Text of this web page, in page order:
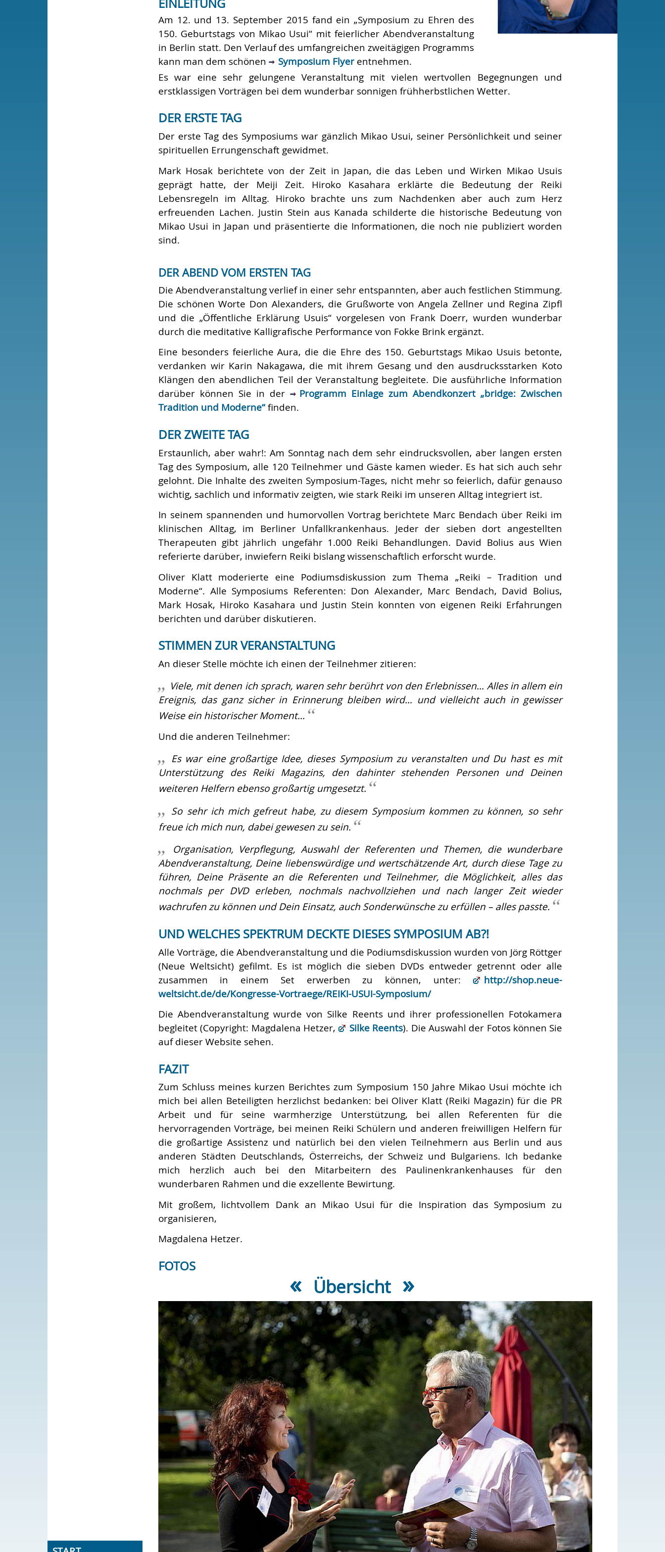
EINLEITUNG
Am 12. und 13. September 2015 fand ein „Symposium zu Ehren des
150. Geburtstags von Mikao Usui“ mit feierlicher Abendveranstaltung
in Berlin statt. Den Verlauf des umfangreichen zweitägigen Programms
kann man dem schönen
Symposium Flyerentnehmen.
Es war eine sehr gelungene Veranstaltung mit vielen wertvollen Begegnungen und
erstklassigen Vorträgen bei dem wunderbar sonnigen frühherbstlichen Wetter.
DER ERSTE TAG
Der erste Tag des Symposiums war gänzlich Mikao Usui, seiner Persönlichkeit und seiner
spirituellen Errungenschaft gewidmet.
Mark Hosak berichtete von der Zeit in Japan, die das Leben und Wirken Mikao Usuis
geprägt hatte, der Meiji Zeit. Hiroko Kasahara erklärte die Bedeutung der Reiki
Lebensregeln im Alltag. Hiroko brachte uns zum Nachdenken aber auch zum Herz
erfreuenden Lachen. Justin Stein aus Kanada schilderte die historische Bedeutung von
Mikao Usui in Japan und präsentierte die Informationen, die noch nie publiziert worden
sind.
DER ABEND VOM ERSTEN TAG
Die Abendveranstaltung verlief in einer sehr entspannten, aber auch festlichen Stimmung.
Die schönen Worte Don Alexanders, die Grußworte von Angela Zellner und Regina Zipfl
und die „Öffentliche Erklärung Usuis“ vorgelesen von Frank Doerr, wurden wunderbar
durch die meditative Kalligrafische Performance von Fokke Brink ergänzt.
Eine besonders feierliche Aura, die die Ehre des 150. Geburtstags Mikao Usuis betonte,
verdanken wir Karin Nakagawa, die mit ihrem Gesang und den ausdrucksstarken Koto
Klängen den abendlichen Teil der Veranstaltung begleitete. Die ausführliche Information
darüber können Sie in der
Programm Einlage zum Abendkonzert „bridge: Zwischen
Tradition und Moderne“finden.
DER ZWEITE TAG
Erstaunlich, aber wahr!: Am Sonntag nach dem sehr eindrucksvollen, aber langen ersten
Tag des Symposium, alle 120 Teilnehmer und Gäste kamen wieder. Es hat sich auch sehr
gelohnt. Die Inhalte des zweiten Symposium-Tages, nicht mehr so feierlich, dafür genauso
wichtig, sachlich und informativ zeigten, wie stark Reiki im unseren Alltag integriert ist.
In seinem spannenden und humorvollen Vortrag berichtete Marc Bendach über Reiki im
klinischen Alltag, im Berliner Unfallkrankenhaus. Jeder der sieben dort angestellten
Therapeuten gibt jährlich ungefähr 1.000 Reiki Behandlungen. David Bolius aus Wien
referierte darüber, inwiefern Reiki bislang wissenschaftlich erforscht wurde.
Oliver Klatt moderierte eine Podiumsdiskussion zum Thema „Reiki – Tradition und
Moderne“. Alle Symposiums Referenten: Don Alexander, Marc Bendach, David Bolius,
Mark Hosak, Hiroko Kasahara und Justin Stein konnten von eigenen Reiki Erfahrungen
berichten und darüber diskutieren.
STIMMEN ZUR VERANSTALTUNG
An dieser Stelle möchte ich einen der Teilnehmer zitieren:
Viele, mit denen ich sprach, waren sehr berührt von den Erlebnissen… Alles in allem ein
Ereignis, das ganz sicher in Erinnerung bleiben wird… und vielleicht auch in gewisser
Weise ein historischer Moment…
Und die anderen Teilnehmer:
Es war eine großartige Idee, dieses Symposium zu veranstalten und Du hast es mit
Unterstützung des Reiki Magazins, den dahinter stehenden Personen und Deinen
weiteren Helfern ebenso großartig umgesetzt.
So sehr ich mich gefreut habe, zu diesem Symposium kommen zu können, so sehr
freue ich mich nun, dabei gewesen zu sein.
Organisation, Verpflegung, Auswahl der Referenten und Themen, die wunderbare
Abendveranstaltung, Deine liebenswürdige und wertschätzende Art, durch diese Tage zu
führen, Deine Präsente an die Referenten und Teilnehmer, die Möglichkeit, alles das
nochmals per DVD erleben, nochmals nachvollziehen und nach langer Zeit wieder
wachrufen zu können und Dein Einsatz, auch Sonderwünsche zu erfüllen – alles passte.
UND WELCHES SPEKTRUM DECKTE DIESES SYMPOSIUM AB?!
Alle Vorträge, die Abendveranstaltung und die Podiumsdiskussion wurden von Jörg Röttger
(Neue Weltsicht) gefilmt. Es ist möglich die sieben DVDs entweder getrennt oder alle
zusammen in einem Set erwerben zu können, unter:
http://shop.neue-
weltsicht.de/de/Kongresse-Vortraege/REIKI-USUI-Symposium/
Die Abendveranstaltung wurde von Silke Reents und ihrer professionellen Fotokamera
begleitet (Copyright: Magdalena Hetzer,
Silke Reents). Die Auswahl der Fotos können Sie
auf dieser Website sehen.
FAZIT
Zum Schluss meines kurzen Berichtes zum Symposium 150 Jahre Mikao Usui möchte ich
mich bei allen Beteiligten herzlichst bedanken: bei Oliver Klatt (Reiki Magazin) für die PR
Arbeit und für seine warmherzige Unterstützung, bei allen Referenten für die
hervorragenden Vorträge, bei meinen Reiki Schülern und anderen freiwilligen Helfern für
die großartige Assistenz und natürlich bei den vielen Teilnehmern aus Berlin und aus
anderen Städten Deutschlands, Österreichs, der Schweiz und Bulgariens. Ich bedanke
mich herzlich auch bei den Mitarbeitern des Paulinenkrankenhauses für den
wunderbaren Rahmen und die exzellente Bewirtung.
Mit großem, lichtvollem Dank an Mikao Usui für die Inspiration das Symposium zu
organisieren,
Magdalena Hetzer.
FOTOS
« Übersicht »